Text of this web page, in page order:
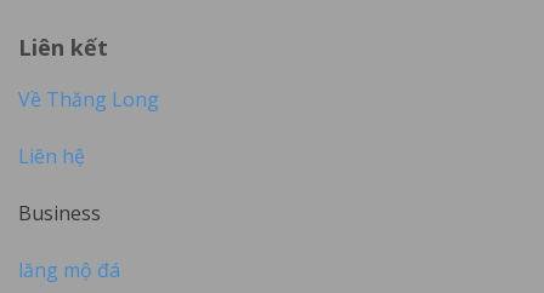
Liên kết
Về Thăng Long
Liên hệ
Business
lăng mộ đá